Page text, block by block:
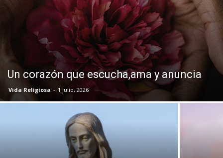
Un corazón que escucha,ama y anuncia
Vida Religiosa - 1 julio, 2026